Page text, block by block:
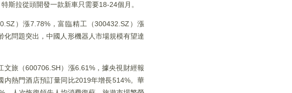
斯拉從頭開發一款新車只需要18-24個月。
）漲7.78%，富臨精工（300432.SZ）漲
問題突出，中國人形機器人市場規模有望達
旅（600706.SH）漲6.61%，據央視財經報
熱門酒店預訂量同比2019年增長514%。華